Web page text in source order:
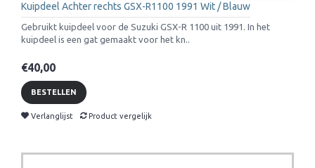
Kuipdeel Achter rechts GSX-R1100 1991 Wit / Blauw
Gebruikt kuipdeel voor de Suzuki GSX-R 1100 uit 1991. In het
kuipdeel is een gat gemaakt voor het kn..
€40,00
BESTELLEN
Verlanglijst Product vergelijk